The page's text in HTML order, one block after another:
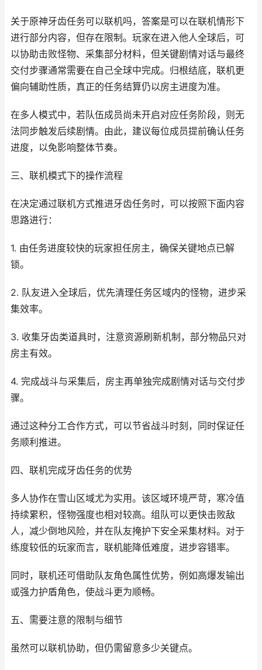
关于原神牙齿任务可以联机吗，答案是可以在联机情形下
进行部分内容，但存在限制。玩家在进入他人全球后，可
以协助击败怪物、采集部分材料，但关键剧情对话与最终
交付步骤通常需要在自己全球中完成。归根结底，联机更
偏向辅助性质，真正的任务结算仍以房主进度为准。
在多人模式中，若队伍成员尚未开启对应任务阶段，则无
法同步触发后续剧情。由此，建议每位成员提前确认任务
进度，以免影响整体节奏。
三、联机模式下的操作流程
在决定通过联机方式推进牙齿任务时，可以按照下面内容
思路进行：
1. 由任务进度较快的玩家担任房主，确保关键地点已解
锁。
2. 队友进入全球后，优先清理任务区域内的怪物，进步采
集效率。
3. 收集牙齿类道具时，注意资源刷新机制，部分物品只对
房主有效。
4. 完成战斗与采集后，房主再单独完成剧情对话与交付步
骤。
通过这种分工合作方式，可以节省战斗时刻，同时保证任
务顺利推进。
四、联机完成牙齿任务的优势
多人协作在雪山区域尤为实用。该区域环境严苛，寒冷值
持续累积，怪物强度也相对较高。组队可以更快击败敌
人，减少倒地风险，并在队友掩护下安全采集材料。对于
练度较低的玩家而言，联机能降低难度，进步容错率。
同时，联机还可借助队友角色属性优势，例如高爆发输出
或强力护盾角色，使战斗更为顺畅。
五、需要注意的限制与细节
虽然可以联机协助，但仍需留意多少关键点。